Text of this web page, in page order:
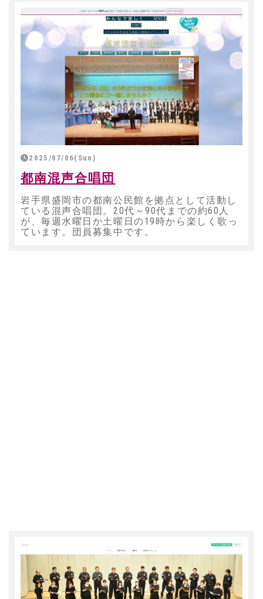
2025/07/06(Sun)
都南混声合唱団
岩手県盛岡市の都南公民館を拠点として活動し
ている混声合唱団。20代～90代までの約60人
が、毎週水曜日か土曜日の19時から楽しく歌っ
ています。団員募集中です。